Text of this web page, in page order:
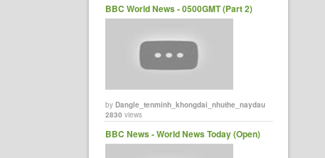
BBC World News - 0500GMT (Part 2)
byDangle_tenminh_khongdai_nhuthe_naydau
2830 views
BBC News - World News Today (Open)